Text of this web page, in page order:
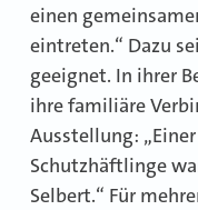
einen
eintreten.“ Dazu
geeignet. In ihrer
ihre familiäre
Ausstellung:
Schutzhäftlinge
Selbert.“ Für